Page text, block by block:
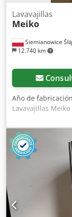
Siemianowice
12.740 km
Lavavajillas
Meiko
Año de
Lavavajillas
2015 Dkodpfozm
Alimentación: 400
fabricación
envío - Precio: